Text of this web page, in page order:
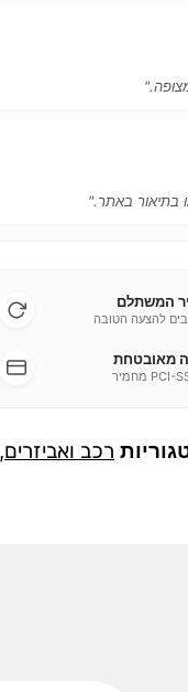
בתיאור באתר."
המשתלם
להצעה הטובה
מאובטחת
רכב ואביזרים,